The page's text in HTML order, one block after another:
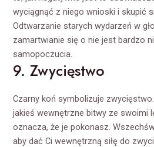
wyciągnąć z niego wnioski i skupić
Odtwarzanie starych wydarzeń w
zamartwianie się o nie jest bardzo
samopoczucia.
9. Zwycięstwo
Czarny koń symbolizuje
jakieś wewnętrzne bitwy ze swoimi
oznacza, że je pokonasz.
aby dać Ci wewnętrzną siłę do